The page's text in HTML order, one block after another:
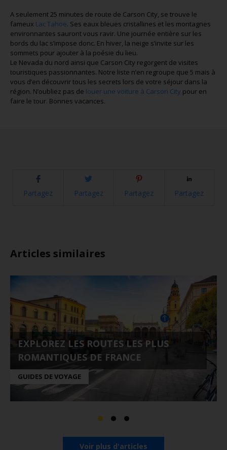
A seulement 25 minutes de route de Carson City, se trouve le
fameux Lac Tahoe. Ses eaux bleues cristallines et les montagnes
environnantes sauront vous ravir. Une journée entière sur les
bords du lac s’impose donc. En hiver, la neige s’invite sur les
sommets pour ajouter à la poésie du lieu.
Le Nevada du nord ainsi que Carson City regorgent de visites
touristiques passionnantes. Notre liste n’en regroupe que 5 mais à
vous d’en découvrir tous les secrets lors de votre séjour dans la
région. N’oubliez pas de louer une voiture à Carson City pour en
faire le tour. Bonnes vacances.
Partagez Partagez Partagez Partagez
Articles similaires
EXPLOREZ LES ROUTES LES PLUS
ROMANTIQUES DE FRANCE
GUIDES DE VOYAGE
Voir plus d'articles